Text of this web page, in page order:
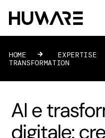
HOME » EXPERTISE
TRANSFORMATION
AI e
digitale: